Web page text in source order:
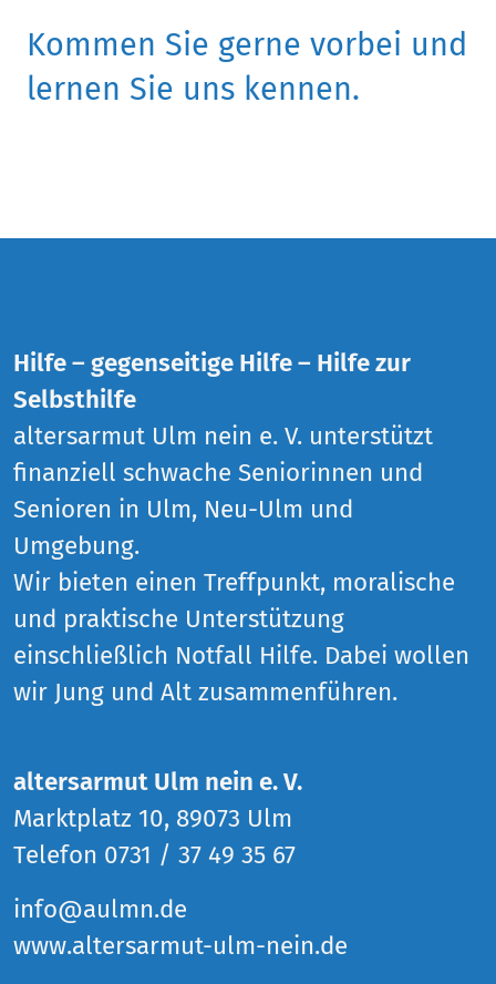
Kommen Sie gerne vorbei und
lernen Sie uns kennen.
Hilfe – gegenseitige Hilfe – Hilfe zur
Selbsthilfe
altersarmut Ulm nein e. V. unterstützt
finanziell schwache Seniorinnen und
Senioren in Ulm, Neu-Ulm und
Umgebung.
Wir bieten einen Treffpunkt, moralische
und praktische Unterstützung
einschließlich Notfall Hilfe. Dabei wollen
wir Jung und Alt zusammenführen.
altersarmut Ulm nein e. V.
Marktplatz 10, 89073 Ulm
Telefon 0731 / 37 49 35 67
info@aulmn.de
www.altersarmut-ulm-nein.de